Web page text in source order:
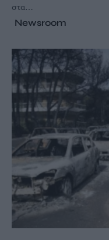
στα…
Newsroom